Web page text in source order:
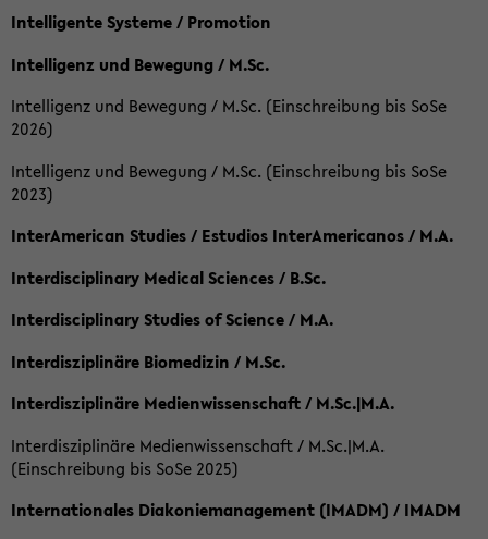
Intelligente Systeme / Promotion
Intelligenz und Bewegung / M.Sc.
Intelligenz und Bewegung / M.Sc. (Einschreibung bis SoSe
2026)
Intelligenz und Bewegung / M.Sc. (Einschreibung bis SoSe
2023)
InterAmerican Studies / Estudios InterAmericanos / M.A.
Interdisciplinary Medical Sciences / B.Sc.
Interdisciplinary Studies of Science / M.A.
Interdisziplinäre Biomedizin / M.Sc.
Interdisziplinäre Medienwissenschaft / M.Sc.|M.A.
Interdisziplinäre Medienwissenschaft / M.Sc.|M.A.
(Einschreibung bis SoSe 2025)
Internationales Diakoniemanagement (IMADM) / IMADM